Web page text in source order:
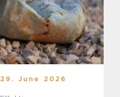
29. June 2026